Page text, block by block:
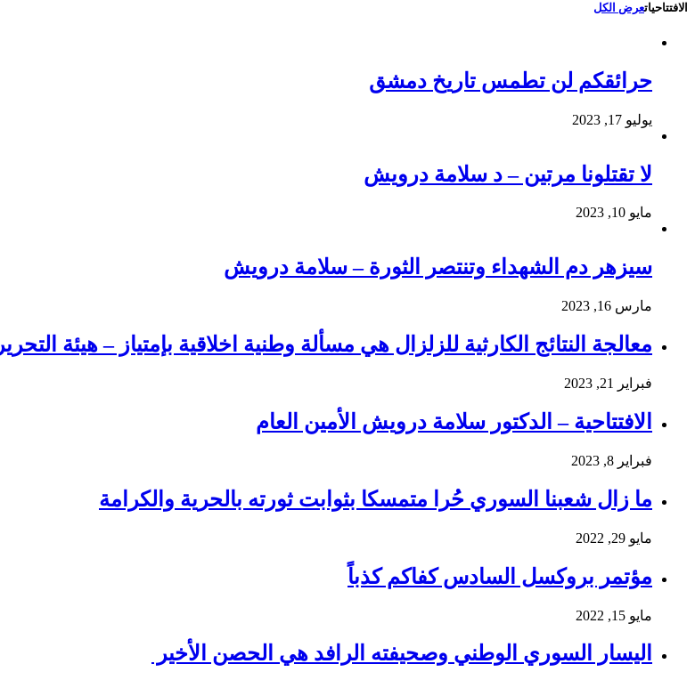
الافتتاحياتعرض الكل
حرائقكم لن تطمس تاريخ دمشق
يوليو 17, 2023
لا تقتلونا مرتين – د سلامة درويش
مايو 10, 2023
سيزهر دم الشهداء وتنتصر الثورة – سلامة درويش
مارس 16, 2023
معالجة النتائج الكارثية للزلزال هي مسألة وطنية اخلاقية بإمتياز – هيئة التحرير
فبراير 21, 2023
الافتتاحية – الدكتور سلامة درويش الأمين العام
فبراير 8, 2023
ما زال شعبنا السوري حُرا متمسكا بثوابت ثورته بالحرية والكرامة
مايو 29, 2022
مؤتمر بروكسل السادس كفاكم كذباً
مايو 15, 2022
اليسار السوري الوطني وصحيفته الرافد هي الحصن الأخير